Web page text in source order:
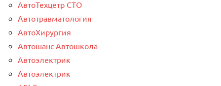
АвтоТехцетр СТО
Автотравматология
АвтоХирургия
Автошанс Автошкола
Автоэлектрик
Автоэлектрик